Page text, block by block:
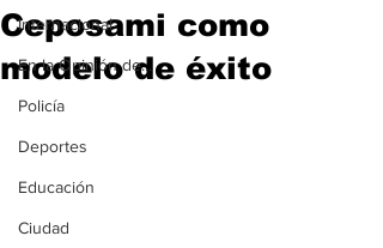
Internacional
En la Opinión de...
Policía
Deportes
Educación
Ciudad
Ceposami como
modelo de éxito